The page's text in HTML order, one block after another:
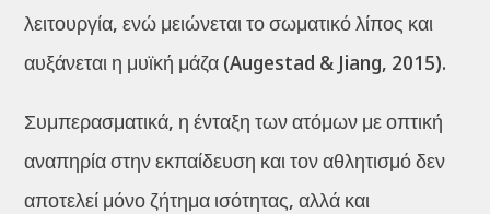
λειτουργία, ενώ μειώνεται το σωματικό λίπος και
αυξάνεται η μυϊκή μάζα (Augestad & Jiang, 2015).
Συμπερασματικά, η ένταξη των ατόμων με οπτική
αναπηρία στην εκπαίδευση και τον αθλητισμό δεν
αποτελεί μόνο ζήτημα ισότητας, αλλά και